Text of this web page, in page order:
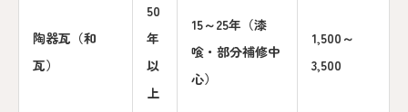
陶器瓦（和
瓦）
50
年
以
上
15～25年（漆
喰・部分補修中
心）
1,500～
3,500